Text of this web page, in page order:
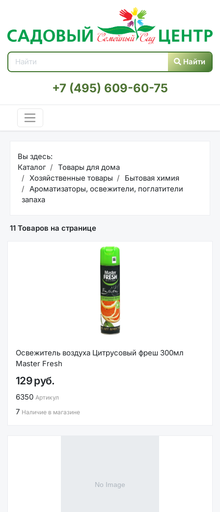
Найти
+7 (495) 609-60-75
Вы здесь:
Каталог
Товары для дома
Хозяйственные товары
Бытовая химия
Ароматизаторы, освежители, поглатители
запаха
11 Товаров на странице
Освежитель воздуха Цитрусовый фреш 300мл
Master Fresh
129 руб.
6350 Артикул
7 Наличие в магазине